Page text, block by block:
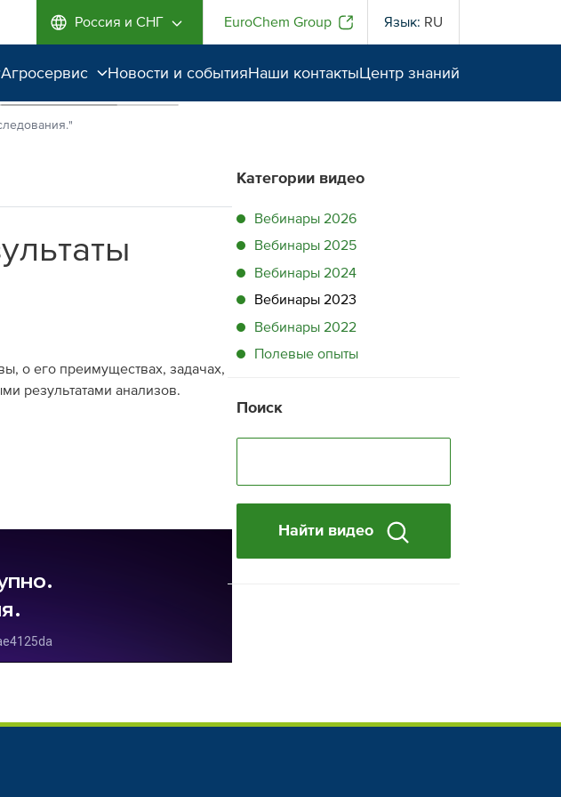
Россия и СНГ EuroChem Group Язык: RU
и
Агросервис
Агроэкспертиза
Новости и событияНаши контактыЦентр знаний
о его преимуществах, задачах,
результатами анализов.
Категории видео
Вебинары 2026
Вебинары 2025
Вебинары 2024
Вебинары 2023
Вебинары 2022
Полевые опыты
Поиск
Найти видео